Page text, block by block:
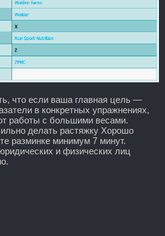
что если ваша главная цель —
в конкретных упражнениях,
работы с большими весами.
делать растяжку Хорошо
разминке минимум 7 минут.
и физических лиц